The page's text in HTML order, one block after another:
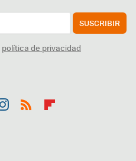
SUSCRIBIR
política de privacidad